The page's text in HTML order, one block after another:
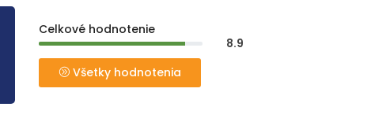
Celkové hodnotenie
8.9
Všetky hodnotenia